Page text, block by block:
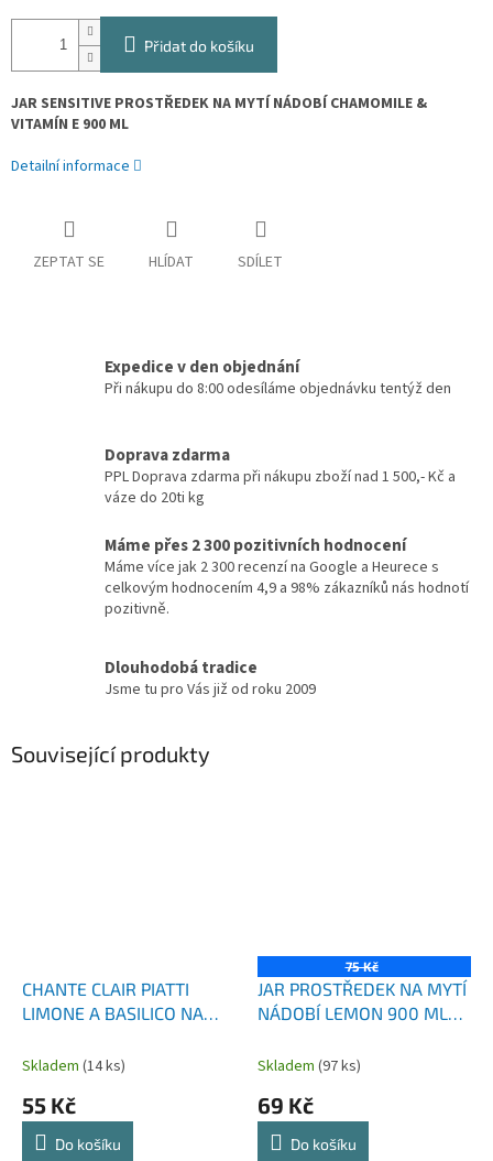
Přidat do košíku
JAR SENSITIVE PROSTŘEDEK NA MYTÍ NÁDOBÍ CHAMOMILE &
VITAMÍN E 900 ML
Detailní informace
ZEPTAT SE HLÍDAT SDÍLET
Expedice v den objednání
Při nákupu do 8:00 odesíláme objednávku tentýž den
Doprava zdarma
PPL Doprava zdarma při nákupu zboží nad 1 500,- Kč a
váze do 20ti kg
Máme přes 2 300 pozitivních hodnocení
Máme více jak 2 300 recenzí na Google a Heurece s
celkovým hodnocením 4,9 a 98% zákazníků nás hodnotí
pozitivně.
Dlouhodobá tradice
Jsme tu pro Vás již od roku 2009
Související produkty
CHANTE CLAIR PIATTI
LIMONE A BASILICO NA
Skladem (14 ks)
55 Kč
Do košíku
75 Kč
JAR PROSTŘEDEK NA MYTÍ
NÁDOBÍ LEMON 900 ML
Skladem (97 ks)
69 Kč
Do košíku